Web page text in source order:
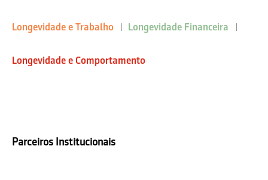
Longevidade e Trabalho Longevidade Financeira
Longevidade e Comportamento
Parceiros Institucionais